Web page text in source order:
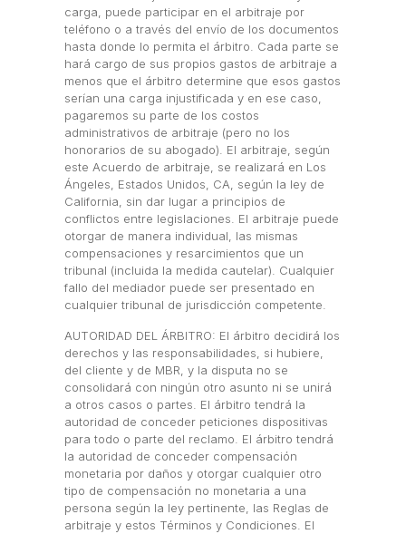
carga, puede participar en el arbitraje por
teléfono o a través del envío de los documentos
hasta donde lo permita el árbitro. Cada parte se
hará cargo de sus propios gastos de arbitraje a
menos que el árbitro determine que esos gastos
serían una carga injustificada y en ese caso,
pagaremos su parte de los costos
administrativos de arbitraje (pero no los
honorarios de su abogado). El arbitraje, según
este Acuerdo de arbitraje, se realizará en Los
Ángeles, Estados Unidos, CA, según la ley de
California, sin dar lugar a principios de
conflictos entre legislaciones. El arbitraje puede
otorgar de manera individual, las mismas
compensaciones y resarcimientos que un
tribunal (incluida la medida cautelar). Cualquier
fallo del mediador puede ser presentado en
cualquier tribunal de jurisdicción competente.
AUTORIDAD DEL ÁRBITRO: El árbitro decidirá los
derechos y las responsabilidades, si hubiere,
del cliente y de MBR, y la disputa no se
consolidará con ningún otro asunto ni se unirá
a otros casos o partes. El árbitro tendrá la
autoridad de conceder peticiones dispositivas
para todo o parte del reclamo. El árbitro tendrá
la autoridad de conceder compensación
monetaria por daños y otorgar cualquier otro
tipo de compensación no monetaria a una
persona según la ley pertinente, las Reglas de
arbitraje y estos Términos y Condiciones. El